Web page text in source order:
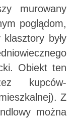
murowany
poglądom,
były
Obiekt ten
kupców-
Z
można